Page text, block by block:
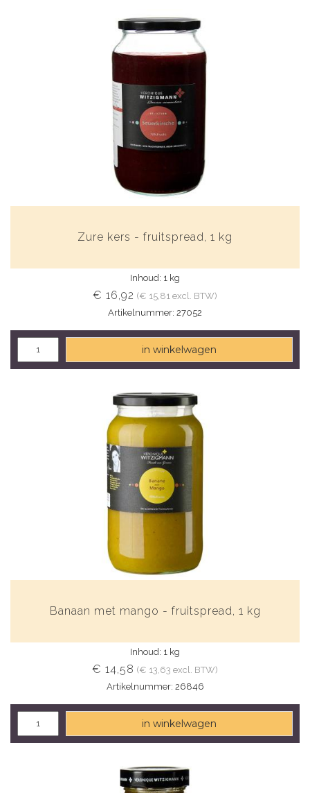
Zure kers - fruitspread, 1 kg
Inhoud: 1 kg
€ 16,92 (€ 15,81 excl. BTW)
Artikelnummer: 27052
in winkelwagen
Banaan met mango - fruitspread, 1 kg
Inhoud: 1 kg
€ 14,58 (€ 13,63 excl. BTW)
Artikelnummer: 26846
in winkelwagen